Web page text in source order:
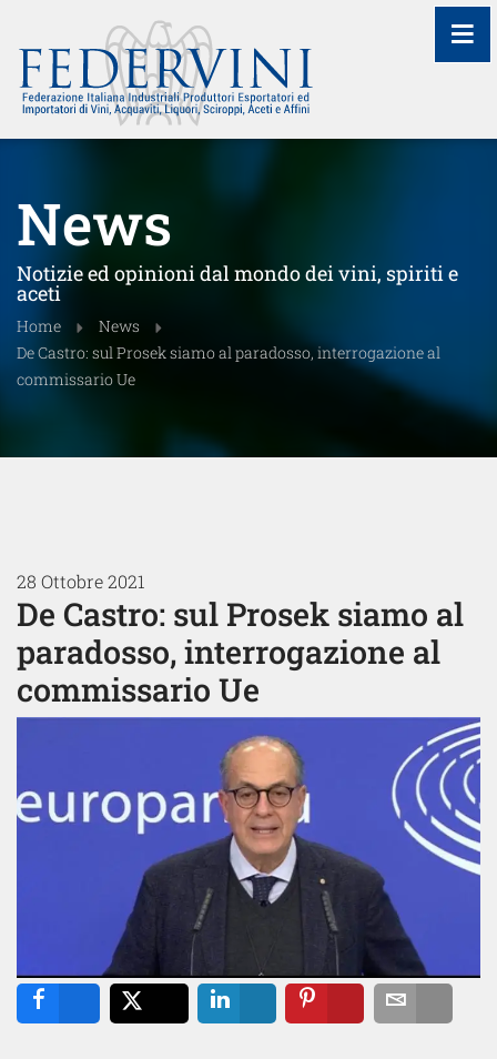
News
Notizie ed opinioni dal mondo dei vini, spiriti e
aceti
Home
News
De Castro: sul Prosek siamo al paradosso, interrogazione al
commissario Ue
28 Ottobre 2021
De Castro: sul Prosek siamo al
paradosso, interrogazione al
commissario Ue
≡